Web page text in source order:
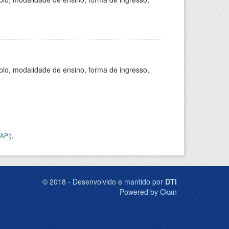
modalidade de ensino, forma de ingresso,
).
© 2018 - Desenvolvido e mantido por DTI
Powered by Ckan